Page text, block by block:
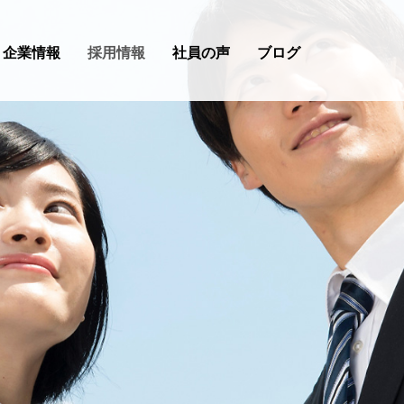
企業情報 採用情報 社員の声 ブログ